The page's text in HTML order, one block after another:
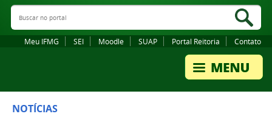
Buscar no portal
Meu IFMG SEI Moodle SUAP Portal Reitoria Contato
NOTÍCIAS